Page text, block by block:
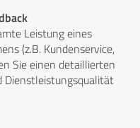
Leistung eines
(z.B. Kundenservice,
Sie einen detaillierten
Dienstleistungsqualität